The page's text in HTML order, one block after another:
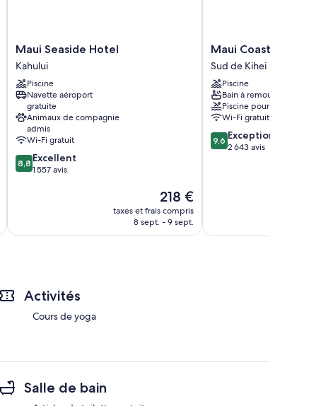
Maui
Seaside
Hotel
Kahului
Maui Seaside Hotel
Kahului
Piscine
Navette aéroport
gratuite
Animaux de compagnie
admis
Wi-Fi gratuit
8.8
sur
8,8 Excellent
1 557 avis
Le
nouveau
prix
218 €
taxes et frais compris
8 sept. - 9 sept.
Maui
Coast
Hotel
Sud
de
Kihei
Maui Coast Hotel
Sud de Kihei
Piscine
Bain à remous
Piscine pour enfants
Wi-Fi gratuit
9.6
sur
9,6 Exceptionnel
2 643 avis
Activités
Cours de yoga
Salle de bain